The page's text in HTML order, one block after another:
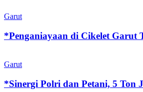
Garut
*Penganiayaan di Cikelet Garut
Garut
‎*Sinergi Polri dan Petani, 5 Ton